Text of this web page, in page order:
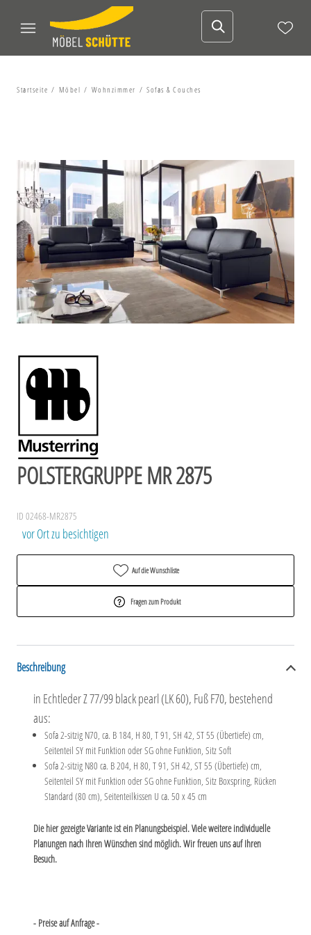
Startseite Möbel Wohnzimmer Sofas & Couches
POLSTERGRUPPE MR 2875
ID 02468-MR2875
vor Ort zu besichtigen
Auf die Wunschliste
Fragen zum Produkt
Beschreibung
in Echtleder Z 77/99 black pearl (LK 60), Fuß F70, bestehend
aus:
Sofa 2-sitzig N70, ca. B 184, H 80, T 91, SH 42, ST 55 (Übertiefe) cm,
Seitenteil SY mit Funktion oder SG ohne Funktion, Sitz Soft
Sofa 2-sitzig N80 ca. B 204, H 80, T 91, SH 42, ST 55 (Übertiefe) cm,
Seitenteil SY mit Funktion oder SG ohne Funktion, Sitz Boxspring, Rücken
Standard (80 cm), Seitenteilkissen U ca. 50 x 45 cm
Die hier gezeigte Variante ist ein Planungsbeispiel. Viele weitere individuelle
Planungen nach Ihren Wünschen sind möglich. Wir freuen uns auf Ihren
Besuch.
- Preise auf Anfrage -